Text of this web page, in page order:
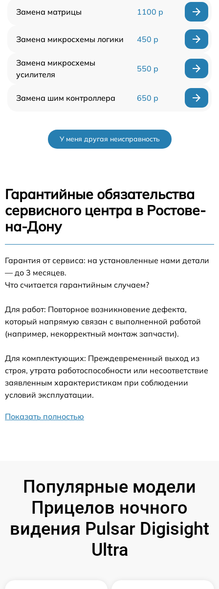
Замена матрицы 1100 р
Замена микросхемы логики 450 р
Замена микросхемы
усилителя
550 р
Замена шим контроллера 650 р
У меня другая неисправность
Гарантийные обязательства
сервисного центра в Ростове-
на-Дону
Гарантия от сервиса: на установленные нами детали
— до 3 месяцев.
Что считается гарантийным случаем?
Для работ: Повторное возникновение дефекта,
который напрямую связан с выполненной работой
(например, некорректный монтаж запчасти).
Для комплектующих: Преждевременный выход из
строя, утрата работоспособности или несоответствие
заявленным характеристикам при соблюдении
условий эксплуатации.
Показать полностью
Популярные модели
Прицелов ночного
видения Pulsar Digisight
Ultra